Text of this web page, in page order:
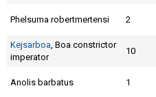
Phelsuma robertmertensi 2
Kejsarboa, Boa constrictor
imperator
10
Anolis barbatus 1